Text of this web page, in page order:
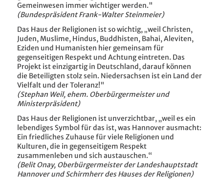
Gemeinwesen immer wichtiger werden."
(Bundespräsident Frank-Walter Steinmeier)
Das Haus der Religionen ist so wichtig, „weil Christen,
Juden, Muslime, Hindus, Buddhisten, Bahai, Aleviten,
Eziden und Humanisten hier gemeinsam für
gegenseitigen Respekt und Achtung eintreten. Das
Projekt ist einzigartig in Deutschland, darauf können
die Beteiligten stolz sein. Niedersachsen ist ein Land der
Vielfalt und der Toleranz!"
(Stephan Weil, ehem. Oberbürgermeister und
Ministerpräsident)
Das Haus der Religionen ist unverzichtbar, „weil es ein
lebendiges Symbol für das ist, was Hannover ausmacht:
Ein friedliches Zuhause für viele Religionen und
Kulturen, die in gegenseitigem Respekt
zusammenleben und sich austauschen.“
(Belit Onay, Oberbürgermeister der Landeshauptstadt
Hannover und Schirmherr des Hauses der Religionen)